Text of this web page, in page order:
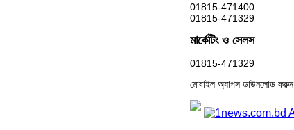
01815-471400
01815-471329
মার্কেটিং ও সেলস
01815-471329
মোবাইল অ্যাপস ডাউনলোড করুন